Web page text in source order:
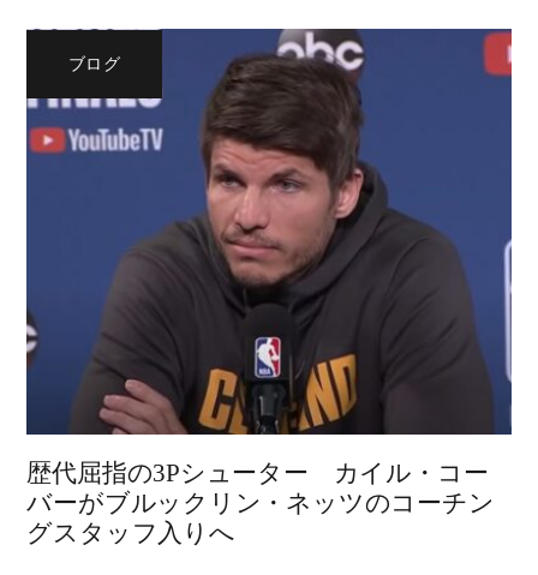
ブログ
歴代屈指の3Pシューター カイル・コー
バーがブルックリン・ネッツのコーチン
グスタッフ入りへ